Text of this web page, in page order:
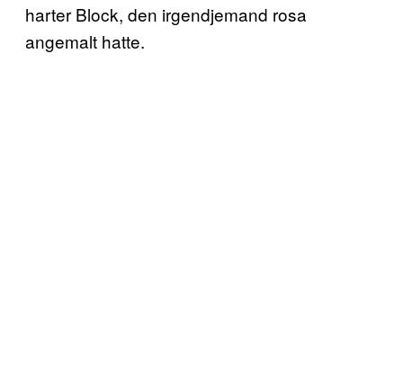
harter Block, den irgendjemand rosa
angemalt hatte.